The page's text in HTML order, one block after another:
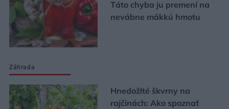
Táto chyba ju premení na
nevábne mäkkú hmotu
Záhrada
Hnedožlté škvrny na
rajčinách: Ako spoznať